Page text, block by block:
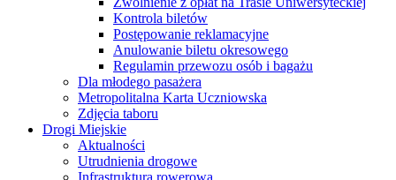
Kontrola biletów
Postępowanie reklamacyjne
Anulowanie biletu okresowego
Regulamin przewozu osób i bagażu
Dla młodego pasażera
Metropolitalna Karta Uczniowska
Zdjęcia taboru
Drogi Miejskie
Aktualności
Utrudnienia drogowe
Infrastruktura rowerowa